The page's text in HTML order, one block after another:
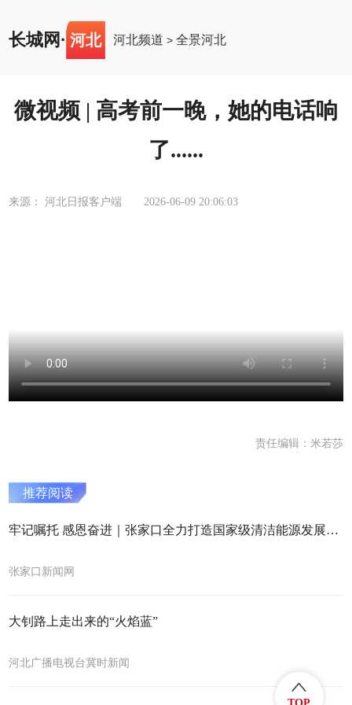
长城网 · 河北 河北频道 >全景河北
微视频 | 高考前一晚，她的电话响
了......
来源： 河北日报客户端 2026-06-09 20:06:03
责任编辑：米若莎
推荐阅读
牢记嘱托 感恩奋进｜张家口全力打造国家级清洁能源发展标杆
张家口新闻网
大钊路上走出来的“火焰蓝”
河北广播电视台冀时新闻
TOP